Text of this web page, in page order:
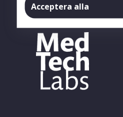
Acceptera alla